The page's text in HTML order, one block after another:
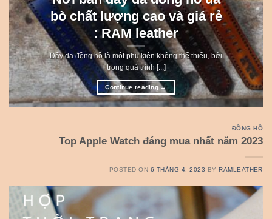
bò chất lượng cao và giá rẻ
: RAM leather
Dây da đồng hồ là một phụ kiện không thể thiếu, bởi
trong quá trình [...]
Continue reading →
ĐỒNG HỒ
Top Apple Watch đáng mua nhất năm 2023
POSTED ON 6 THÁNG 4, 2023 BYRAMLEATHER